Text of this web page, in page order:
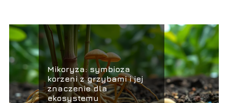
Mikoryza: symbioza
korzeni z grzybami i jej
znaczenie dla
ekosystemu